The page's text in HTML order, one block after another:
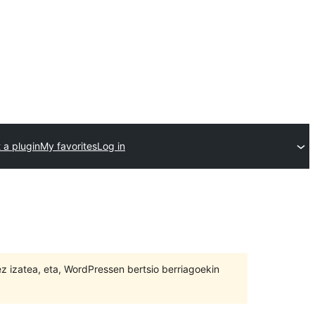
a pluginMy favoritesLog in
izatea, eta, WordPressen bertsio berriagoekin